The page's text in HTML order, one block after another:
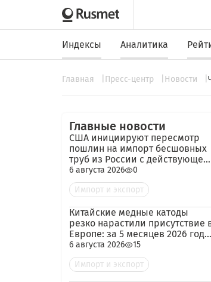
Индексы Аналитика
Главная Пресс-центр Новости
Главные новости
США инициируют пересмотр
пошлин на импорт бесшовных
труб из России с действующей
ставкой 209,72%
6 августа 2026
0
Импорт и экспорт
Китайские медные катоды
резко нарастили присутствие
Европе: за 5 месяцев 2026 года
— 45 тыс. тонн
6 августа 2026
15
Импорт и экспорт